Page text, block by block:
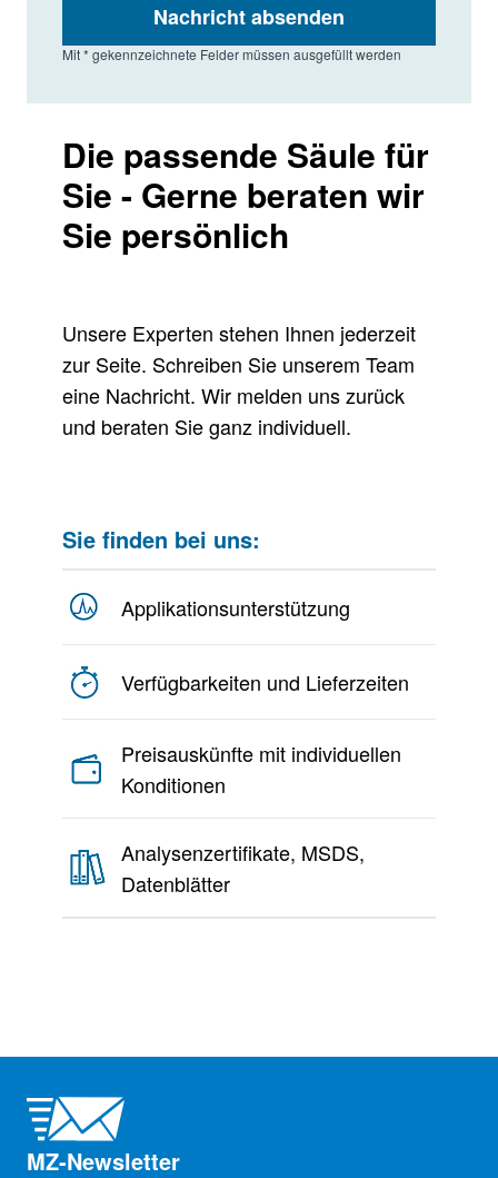
Nachricht absenden
Mit * gekennzeichnete Felder müssen ausgefüllt werden
Die passende Säule für
Sie - Gerne beraten wir
Sie persönlich
Unsere Experten stehen Ihnen jederzeit
zur Seite. Schreiben Sie unserem Team
eine Nachricht. Wir melden uns zurück
und beraten Sie ganz individuell.
Sie finden bei uns:
Applikationsunterstützung
Verfügbarkeiten und Lieferzeiten
Preisauskünfte mit individuellen
Konditionen
Analysenzertifikate, MSDS,
Datenblätter
MZ-Newsletter